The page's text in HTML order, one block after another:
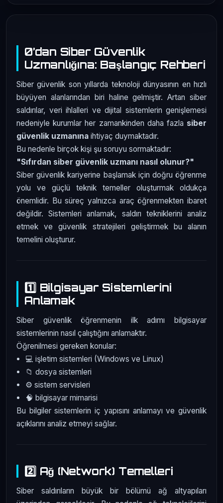
0’dan Siber Güvenlik
Uzmanlığına: Başlangıç Rehberi
Siber güvenlik son yıllarda teknoloji dünyasının en hızlı
büyüyen alanlarından biri haline gelmiştir. Artan siber
saldırılar, veri ihlalleri ve dijital sistemlerin genişlemesi
nedeniyle kurumlar her zamankinden daha fazla siber
güvenlik uzmanına ihtiyaç duymaktadır.
Bu nedenle birçok kişi şu soruyu sormaktadır:
"Sıfırdan siber güvenlik uzmanı nasıl olunur?"
Siber güvenlik kariyerine başlamak için doğru öğrenme
yolu ve güçlü teknik temeller oluşturmak oldukça
önemlidir. Bu süreç yalnızca araç öğrenmekten ibaret
değildir. Sistemleri anlamak, saldırı tekniklerini analiz
etmek ve güvenlik stratejileri geliştirmek bu alanın
temelini oluşturur.
1️⃣ Bilgisayar Sistemlerini
Anlamak
Siber güvenlik öğrenmenin ilk adımı bilgisayar
sistemlerinin nasıl çalıştığını anlamaktır.
Öğrenilmesi gereken konular:
💻 işletim sistemleri (Windows ve Linux)
📁 dosya sistemleri
⚙️ sistem servisleri
🧠 bilgisayar mimarisi
Bu bilgiler sistemlerin iç yapısını anlamayı ve güvenlik
açıklarını analiz etmeyi sağlar.
2️⃣ Ağ (Network) Temelleri
Siber saldırıların büyük bir bölümü ağ altyapıları